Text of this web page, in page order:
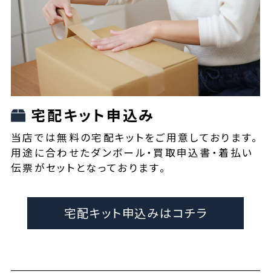
宅配キット申込み
当店では無料の宅配キットをご用意しております。
用途に合わせたダンボール・買取申込書・着払い
伝票がセットとなっております。
宅配キット申込みはコチラ